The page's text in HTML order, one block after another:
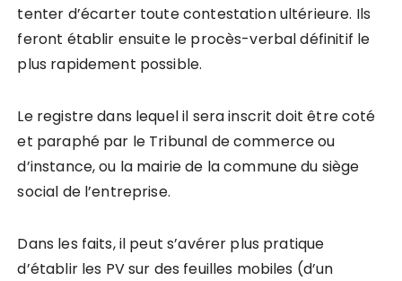
tenter d’écarter toute contestation ultérieure. Ils
feront établir ensuite le procès-verbal définitif le
plus rapidement possible.
Le registre dans lequel il sera inscrit doit être coté
et paraphé par le Tribunal de commerce ou
d’instance, ou la mairie de la commune du siège
social de l’entreprise.
Dans les faits, il peut s’avérer plus pratique
d’établir les PV sur des feuilles mobiles (d’un